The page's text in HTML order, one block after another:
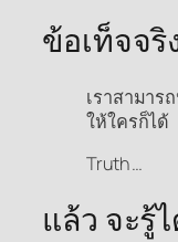
ข้อเท็จจริ
เราสามาร
ให้ใครก็ได้
Truth …
แล้ว จะรู้